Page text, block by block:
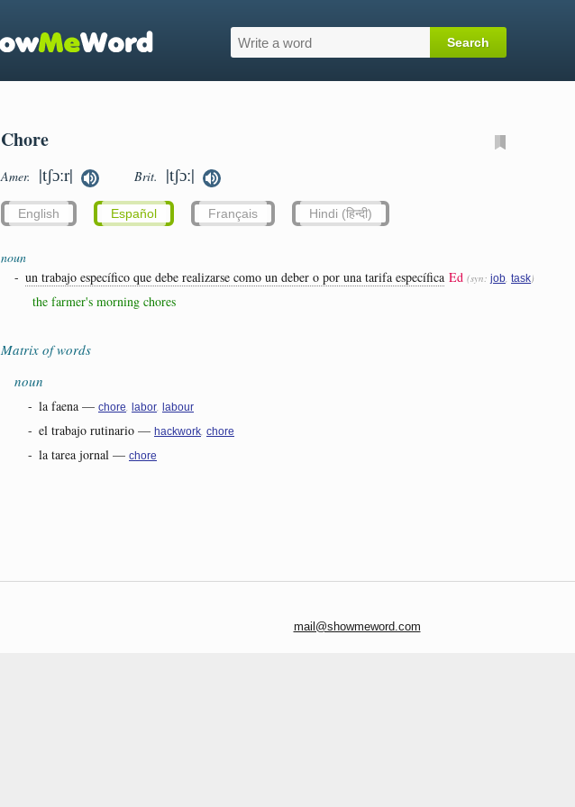
Chore
Amer. |tʃɔːr| Brit. |tʃɔː|
English Español Français Hindi (हिन्दी)
noun
- un trabajo específico que debe realizarse como un deber o por una tarifa específica Ed (syn: job, task)
the farmer's morning chores
Matrix of words
noun
- la faena — chore, labor, labour
- el trabajo rutinario — hackwork, chore
- la tarea jornal — chore
mail@showmeword.com